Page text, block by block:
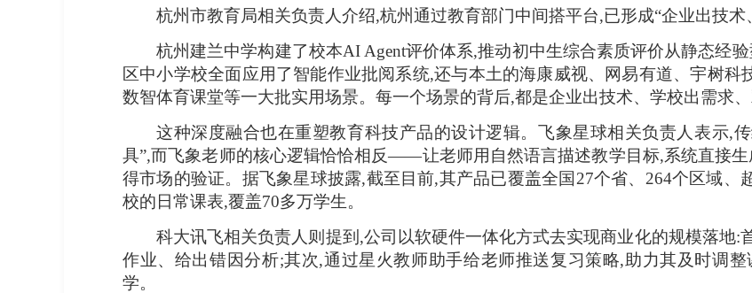
杭州市教育局相关负责人介绍,杭州通过教育部门中间搭平台,已形成“企业出技术
杭州建兰中学构建了校本AI Agent评价体系,推动初中生综合素质评价从静态经
区中小学校全面应用了智能作业批阅系统,还与本土的海康威视、网易有道、宇树科
数智体育课堂等一大批实用场景。每一个场景的背后,都是企业出技术、学校出需求、
这种深度融合也在重塑教育科技产品的设计逻辑。飞象星球相关负责人表示,
具”,而飞象老师的核心逻辑恰恰相反——让老师用自然语言描述教学目标,系统直接
得市场的验证。据飞象星球披露,截至目前,其产品已覆盖全国27个省、264个区域、
校的日常课表,覆盖70多万学生。
科大讯飞相关负责人则提到,公司以软硬件一体化方式去实现商业化的规模落地:
作业、给出错因分析;其次,通过星火教师助手给老师推送复习策略,助力其及时调
学。